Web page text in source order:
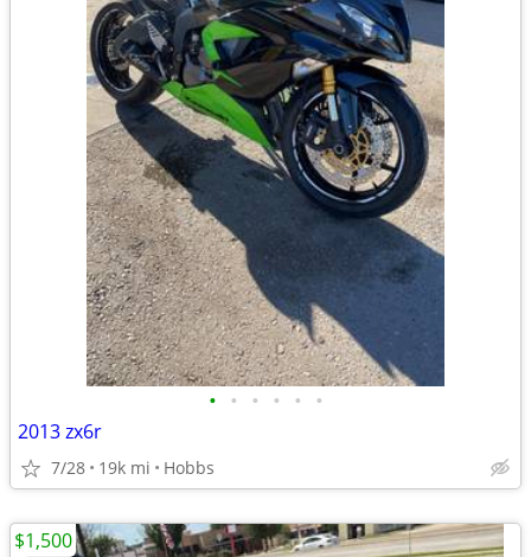
• • • • • •
2013 zx6r
7/28 19k mi Hobbs
$1,500